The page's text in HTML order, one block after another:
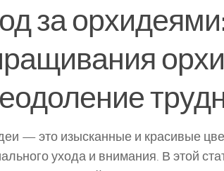
за
— это изысканные и красивые
ухода и внимания. В этой